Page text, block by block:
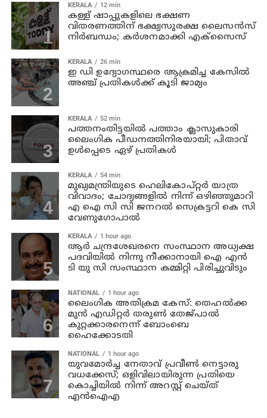
KERALA 12 min
കള്ള് ഷാപ്പുകളിലെ ഭക്ഷണ
വിതരണത്തിന് ഭക്ഷ്യസുരക്ഷ ലൈസന്‍സ്
നിര്‍ബന്ധം; കര്‍ശനമാക്കി എക്സൈസ്
KERALA 26 min
ഇ ഡി ഉദ്യോഗസ്ഥരെ ആക്രമിച്ച കേസില്‍
അഞ്ച് പ്രതികള്‍ക്ക് കൂടി ജാമ്യം
KERALA 52 min
പത്തനംതിട്ടയില്‍ പത്താം ക്ലാസുകാരി
ലൈംഗിക പീഡനത്തിനിരയായി; പിതാവ്
ഉള്‍പ്പെടെ ഏഴ് പ്രതികള്‍
KERALA 54 min
മുഖ്യമന്ത്രിയുടെ ഹെലികോപ്റ്റർ യാത്ര
വിവാദം; ചോദ്യങ്ങളിൽ നിന്ന് ഒഴിഞ്ഞുമാറി
എ ഐ സി സി ജനറൽ സെക്രട്ടറി കെ സി
വേണുഗോപാൽ
KERALA 1 hour ago
ആര്‍ ചന്ദ്രശേഖരനെ സംസ്ഥാന അധ്യക്ഷ
പദവിയില്‍ നിന്നു നീക്കാനായി ഐ എന്‍
ടി യു സി സംസ്ഥാന കമ്മിറ്റി പിരിച്ചുവിടും
NATIONAL 1 hour ago
ലൈംഗിക അതിക്രമ കേസ്: തെഹൽക്ക
മുൻ എഡിറ്റർ തരുൺ തേജ്പാൽ
കുറ്റക്കാരനെന്ന് ബോംബെ
ഹൈക്കോടതി
NATIONAL 1 hour ago
യുവമോര്‍ച്ച നേതാവ് പ്രവീണ്‍ നെട്ടാരു
വധക്കേസ്; ഒളിവിലായിരുന്ന പ്രതിയെ
കൊച്ചിയില്‍ നിന്ന് അറസ്റ്റ് ചെയ്ത്
എന്‍ഐഎ